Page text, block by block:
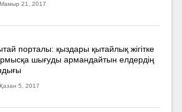
Мамыр 21, 2017
порталы: қыздары қытайлық жігітке
шығуды армандайтын елдердің
Қазан 5, 2017